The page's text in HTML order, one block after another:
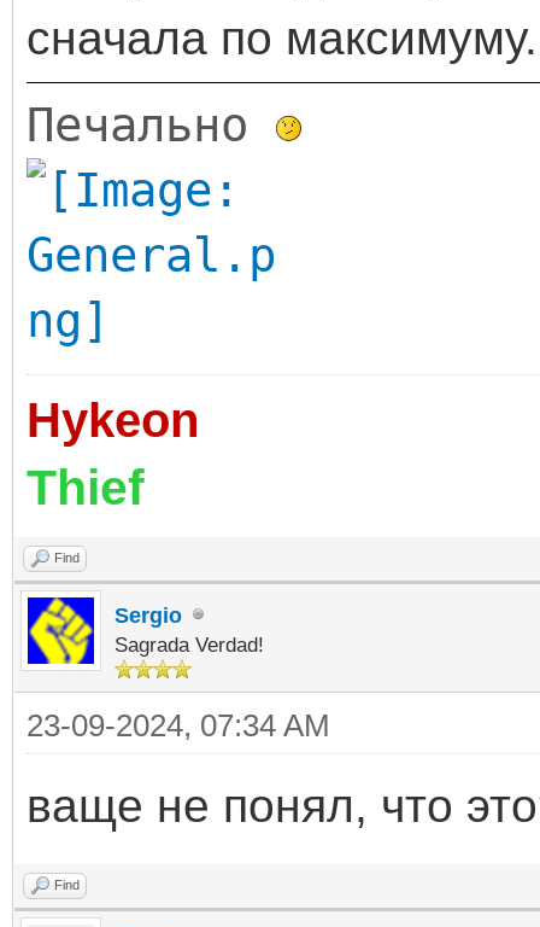
сначала по
Печально
Hykeon
Thief
Find
Sergio
Sagrada Verdad!
23-09-2024, 07:34 AM
ваще не понял, что
Find